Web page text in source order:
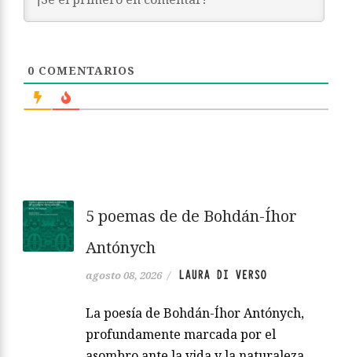
0 COMENTARIOS
5 poemas de de Bohdán-Íhor
Antónych
agosto 08, 2026 / LAURA DI VERSO
La poesía de Bohdán-Íhor Antónych,
profundamente marcada por el